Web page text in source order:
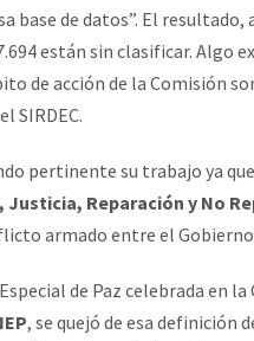
base de datos”. El
están sin clasificar. Algo
de acción de la Comisión
SIRDEC.
pertinente su trabajo ya
Reparación y No
armado entre el Gobierno
de Paz celebrada en
, se quejó de esa definición